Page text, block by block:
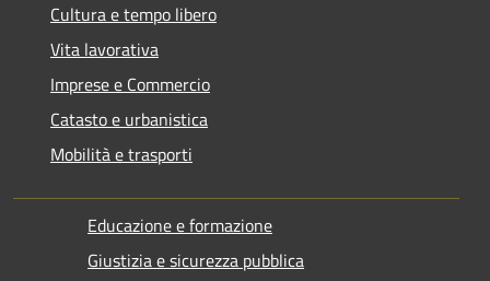
Cultura e tempo libero
Vita lavorativa
Imprese e Commercio
Catasto e urbanistica
Mobilità e trasporti
Educazione e formazione
Giustizia e sicurezza pubblica